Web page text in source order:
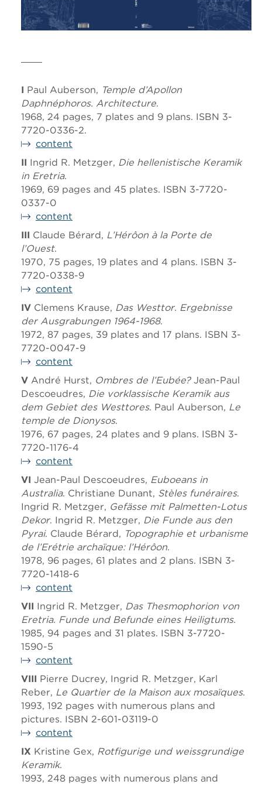
I Paul Auberson, Temple d’Apollon
Daphnéphoros. Architecture.
1968, 24 pages, 7 plates and 9 plans. ISBN 3-
7720-0336-2.
content
II Ingrid R. Metzger, Die hellenistische Keramik
in Eretria.
1969, 69 pages and 45 plates. ISBN 3-7720-
0337-0
content
III Claude Bérard, L’Hérôon à la Porte de
l’Ouest.
1970, 75 pages, 19 plates and 4 plans. ISBN 3-
7720-0338-9
content
IV Clemens Krause, Das Westtor. Ergebnisse
der Ausgrabungen 1964-1968.
1972, 87 pages, 39 plates and 17 plans. ISBN 3-
7720-0047-9
content
V André Hurst, Ombres de l’Eubée?Jean-Paul
Descoeudres, Die vorklassische Keramik aus
dem Gebiet des Westtores. Paul Auberson, Le
temple de Dionysos.
1976, 67 pages, 24 plates and 9 plans. ISBN 3-
7720-1176-4
content
VI Jean-Paul Descoeudres, Euboeans in
Australia. Christiane Dunant, Stèles funéraires.
Ingrid R. Metzger, Gefässe mit Palmetten-Lotus
Dekor. Ingrid R. Metzger, Die Funde aus den
Pyrai. Claude Bérard, Topographie et urbanisme
de l’Erétrie archaïque: l’Hérôon.
1978, 96 pages, 61 plates and 2 plans. ISBN 3-
7720-1418-6
content
VII Ingrid R. Metzger, Das Thesmophorion von
Eretria. Funde und Befunde eines Heiligtums.
1985, 94 pages and 31 plates. ISBN 3-7720-
1590-5
content
VIII Pierre Ducrey, Ingrid R. Metzger, Karl
Reber, Le Quartier de la Maison aux mosaïques.
1993, 192 pages with numerous plans and
pictures. ISBN 2-601-03119-0
content
IX Kristine Gex, Rotfigurige und weissgrundige
Keramik.
1993, 248 pages with numerous plans and